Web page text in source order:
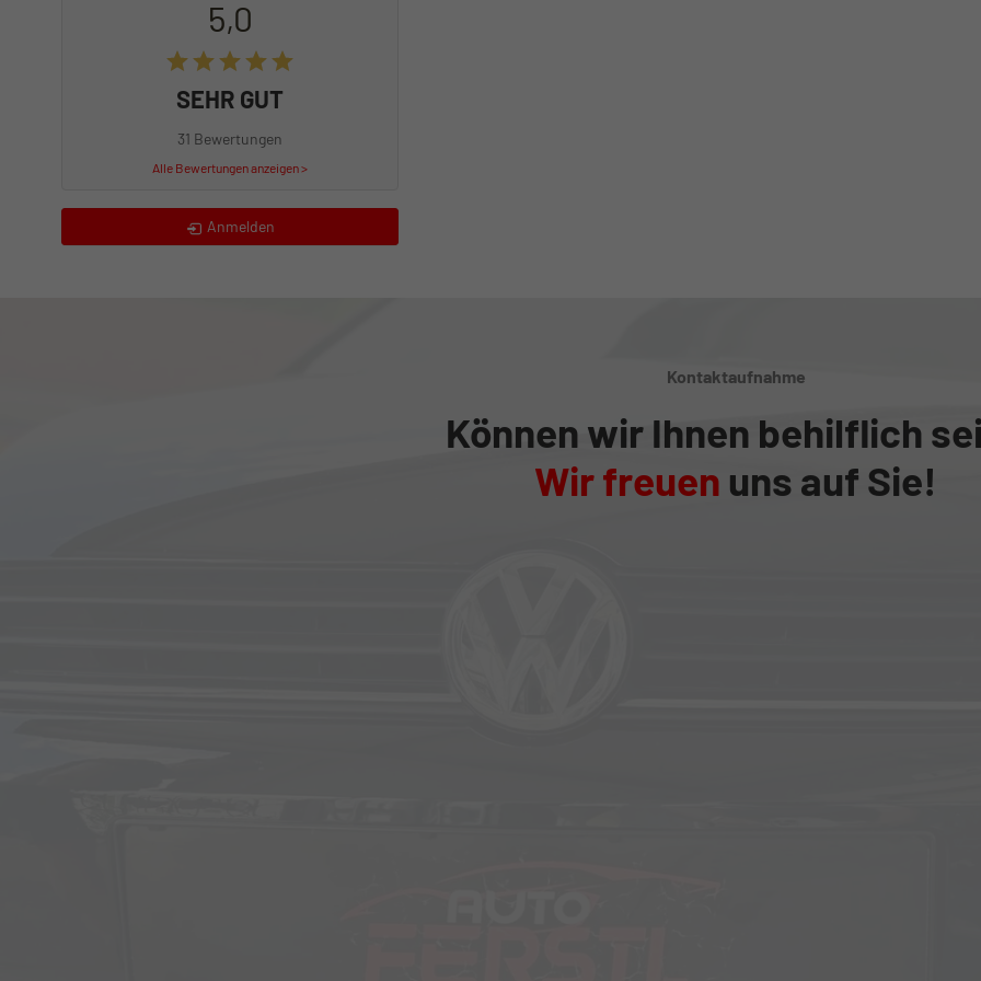
5,0
SEHR GUT
31 Bewertungen
Alle Bewertungen anzeigen >
Anmelden
Kontaktaufnahme
Können wir Ihnen behilflich
Wir freuen uns auf Sie!